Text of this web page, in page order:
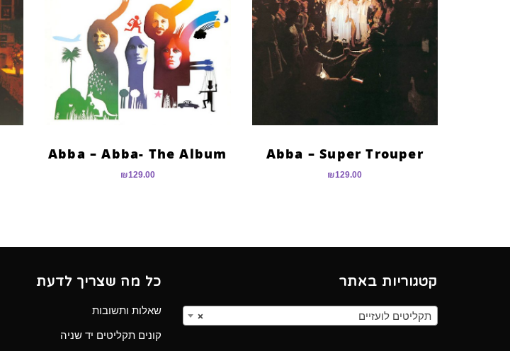
Abba – Super Trouper
₪129.00
Abba – Abba- The Album
₪129.00
קטגוריות באתר
× תקליטים לועזיים
כל מה שצריך לדעת
שאלות ותשובות
קונים תקליטים יד שניה